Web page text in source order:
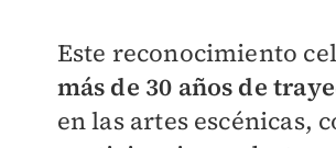
Este reconocimiento
más de 30 años de
en las artes escénicas,